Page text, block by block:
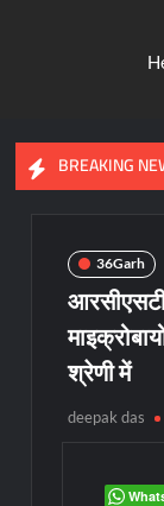
BREAKING
विरासत का प्रतीक
36Garh
श्रेणी में
deepak das